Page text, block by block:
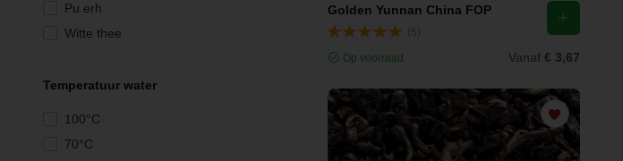
Pu erh
Witte thee
Temperatuur water
100°C
70°C
Golden Yunnan China FOP
Op voorraad Vanaf € 3,67